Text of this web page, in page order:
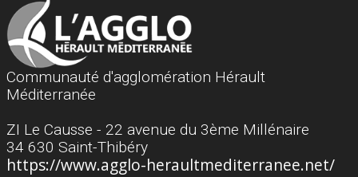
Communauté d'agglomération Hérault
Méditerranée
ZI Le Causse - 22 avenue du 3ème Millénaire
34 630 Saint-Thibéry
https://www.agglo-heraultmediterranee.net/